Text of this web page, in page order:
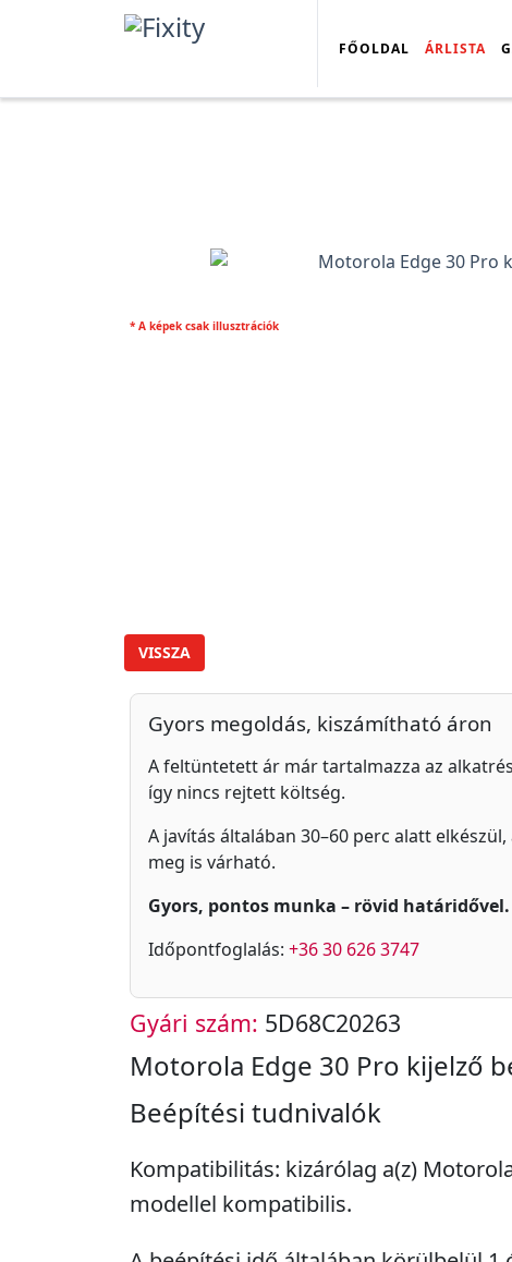
FŐOLDAL ÁRLISTA
* A képek csak illusztrációk
VISSZA
Gyors megoldás, kiszámítható áron
A feltüntetett ár már tartalmazza az
így nincs rejtett költség.
A javítás általában 30–60 perc alatt
meg is várható.
Gyors, pontos munka – rövid határidővel.
Időpontfoglalás: +36 30 626 3747
Gyári szám: 5D68C20263
Motorola Edge 30 Pro kijelző
Beépítési tudnivalók
Kompatibilitás: kizárólag a(z)
modellel kompatibilis.